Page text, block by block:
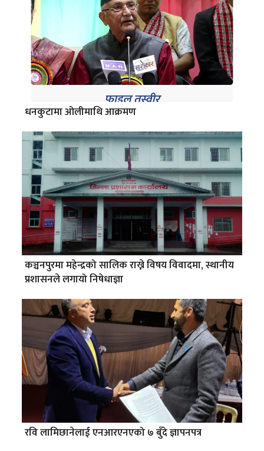
धनकुटामा ओलीमाथि आक्रमण
कञ्चनपुरमा महेन्द्रको सालिक राख्ने विषय विवादमा, स्थानीय
प्रशासनले लगायो निषेधाज्ञा
रवि लामिछानेलाई एनआरएनएको ७ बुँदे ज्ञापनपत्र